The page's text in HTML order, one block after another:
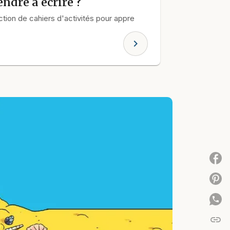
de cahiers d'activités pour appre
chevron_right
link